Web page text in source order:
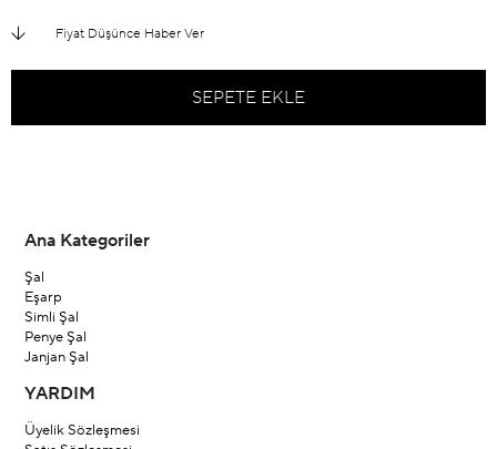
Fiyat Düşünce Haber Ver
Ana Kategoriler
Şal
Eşarp
Simli Şal
Penye Şal
Janjan Şal
YARDIM
Üyelik Sözleşmesi